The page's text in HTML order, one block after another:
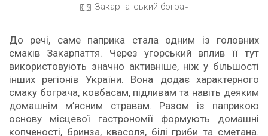
Закарпатський бограч
До речі, саме паприка стала одним із головних
смаків Закарпаття. Через угорський вплив її тут
використовують значно активніше, ніж у більшості
інших регіонів України. Вона додає характерного
смаку бограча, ковбасам, підливам та навіть деяким
домашнім м’ясним стравам. Разом із паприкою
основу місцевої гастрономії формують домашні
копченості, бринза, квасоля, білі гриби та сметана.